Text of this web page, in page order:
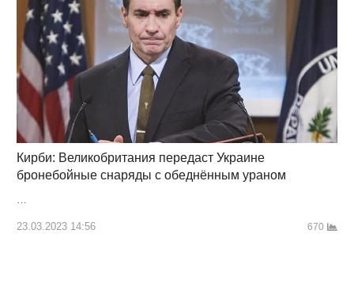
Кирби: Великобритания передаст Украине
бронебойные снаряды с обеднённым ураном
23.03.2023 14:56 670